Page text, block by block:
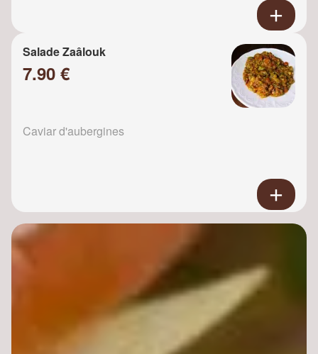
Salade Zaâlouk
7.90 €
Caviar d'aubergines